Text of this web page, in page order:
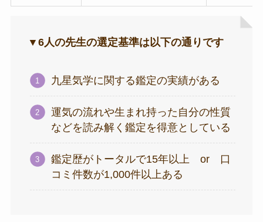
▼6人の先生の選定基準は以下の通りです
九星気学に関する鑑定の実績がある
運気の流れや生まれ持った自分の性質
などを読み解く鑑定を得意としている
鑑定歴がトータルで15年以上 or 口
コミ件数が1,000件以上ある